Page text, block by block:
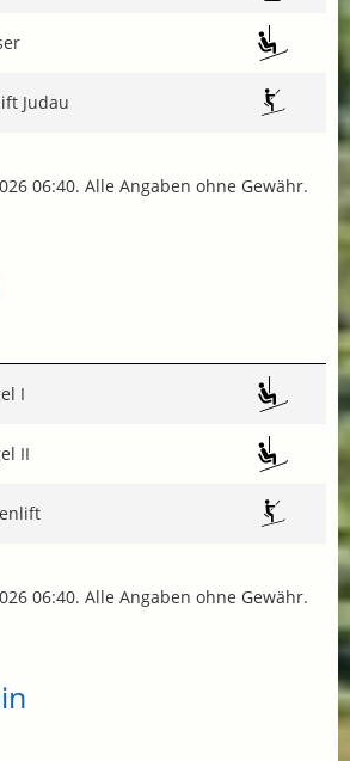
Judau
06:40. Alle Angaben ohne Gewähr.
I
II
06:40. Alle Angaben ohne Gewähr.